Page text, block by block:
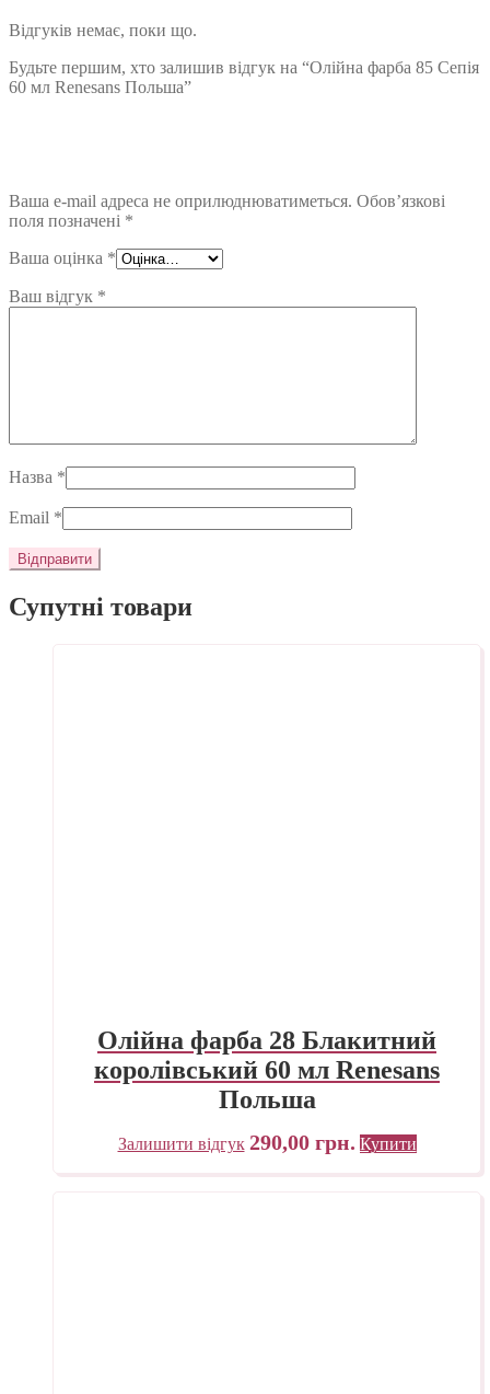
Відгуків немає, поки що.
Будьте першим, хто залишив відгук на “Олійна фарба 85 Сепія
60 мл Renesans Польша”
Ваша e-mail адреса не оприлюднюватиметься. Обов’язкові
поля позначені *
Ваша оцінка *
Ваш відгук *
Назва *
Email *
Супутні товари
Олійна фарба 28 Блакитний
королівський 60 мл Renesans
Польша
Залишити відгук 290,00 грн. Купити